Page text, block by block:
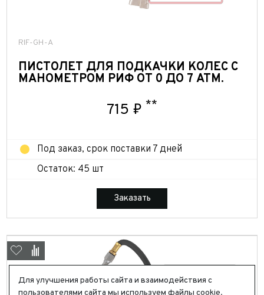
RIF-GH-A
ПИСТОЛЕТ ДЛЯ ПОДКАЧКИ КОЛЕС С
МАНОМЕТРОМ РИФ ОТ 0 ДО 7 АТМ.
715 ₽ **
Под заказ, срок поставки 7 дней
Остаток: 45 шт
Заказать
Для улучшения работы сайта и взаимодействия с